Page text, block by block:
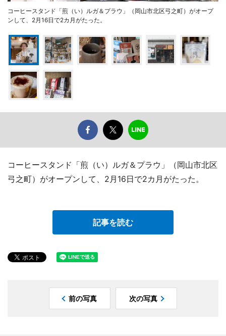
コーヒースタンド「煎（い）ルガ＆プラウ」（岡山市北区弓之町）がオープ
ンして、2月16日で2カ月がたった。
コーヒースタンド「煎（い）ルガ＆プラウ」（岡山市北区
弓之町）がオープンして、2月16日で2カ月がたった。
記事を読む
前の写真 次の写真